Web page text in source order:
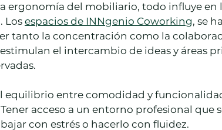
ergonomía del mobiliario, todo influye en
Los espacios de INNgenio Coworking, se
tanto la concentración como la
el intercambio de ideas y áreas
equilibrio entre comodidad y
acceso a un entorno profesional que
con estrés o hacerlo con fluidez.